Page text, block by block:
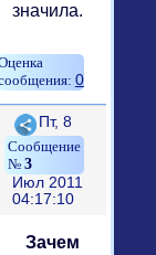
значила.
0
Поделиться
3
Пт, 8
Июл 2011
04:17:10
Зачем